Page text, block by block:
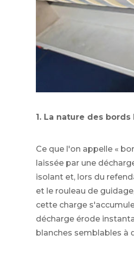
1. La nature des
Ce que l'on appelle «
laissée par une
isolant et, lors du
et le rouleau de
cette charge
décharge érode
blanches semblables à